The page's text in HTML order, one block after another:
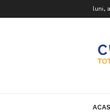
luni,
Info